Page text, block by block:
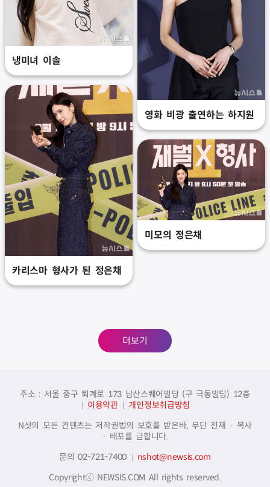
냉미녀 이솔
영화 비광 출연하는 하지원
카리스마 형사가 된 정은채
미모의 정은채
더보기
주소 : 서울 중구 퇴계로 173 남산스퀘어빌딩 (구 극동빌딩) 12층
이용약관
개인정보취급방침
N샷의 모든 컨텐츠는 저작권법의 보호를 받은바, 무단 전재 · 복사
· 배포를 금합니다.
문의 02-721-7400
nshot@newsis.com
Copyrightⓒ NEWSIS.COM All rights reserved.